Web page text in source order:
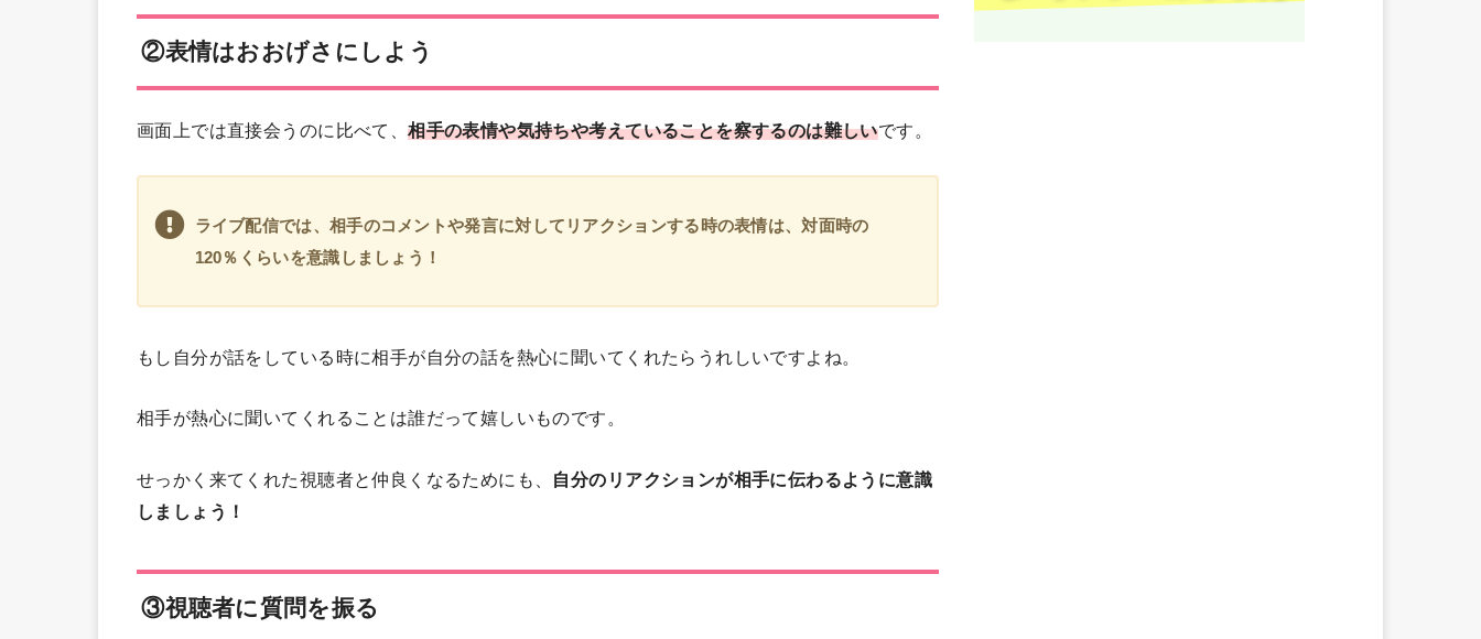
②表情はおおげさにしよう
画面上では直接会うのに比べて、相手の表情や気持ちや考えていることを察するのは難しいです。
ライブ配信では、相手のコメントや発言に対してリアクションする時の表情は、対面時の
120％くらいを意識しましょう！
もし自分が話をしている時に相手が自分の話を熱心に聞いてくれたらうれしいですよね。
相手が熱心に聞いてくれることは誰だって嬉しいものです。
せっかく来てくれた視聴者と仲良くなるためにも、 自分のリアクションが相手に伝わるように意識
しましょう！
③視聴者に質問を振る